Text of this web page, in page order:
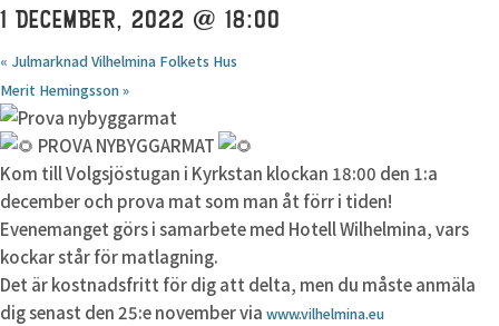
1 DECEMBER, 2022 @ 18:00
« Julmarknad Vilhelmina Folkets Hus
Merit Hemingsson»
PROVA NYBYGGARMAT
Kom till Volgsjöstugan i Kyrkstan klockan 18:00 den 1:a
december och prova mat som man åt förr i tiden!
Evenemanget görs i samarbete med Hotell Wilhelmina, vars
kockar står för matlagning.
Det är kostnadsfritt för dig att delta, men du måste anmäla
dig senast den 25:e november via www.vilhelmina.eu